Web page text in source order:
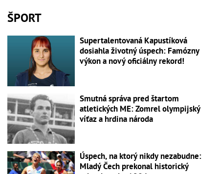
ŠPORT
Supertalentovaná Kapustíková
dosiahla životný úspech: Famózny
výkon a nový oficiálny rekord!
Smutná správa pred štartom
atletických ME: Zomrel olympijský
víťaz a hrdina národa
Úspech, na ktorý nikdy nezabudne:
Mladý Čech prekonal historický